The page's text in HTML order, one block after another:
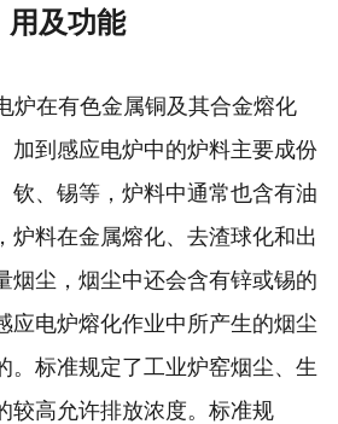
用及功能
在有色金属铜及其合金熔化
加到感应电炉中的炉料主要成份
钦、锡等，炉料中通常也含有油
炉料在金属熔化、去渣球化和出
烟尘，烟尘中还会含有锌或锡的
应电炉熔化作业中所产生的烟尘
。标准规定了工业炉窑烟尘、生
较高允许排放浓度。标准规